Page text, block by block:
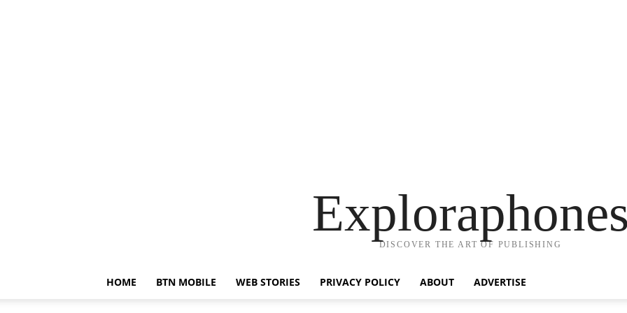
DISCOVER THE ART OF PUBLISHING
HOME BTN MOBILE WEB STORIES PRIVACY POLICY ABOUT ADVERTISE